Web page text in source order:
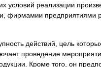
условий реализации
фирмамии предприятиями
действий, цель
проведение
Кроме того, он